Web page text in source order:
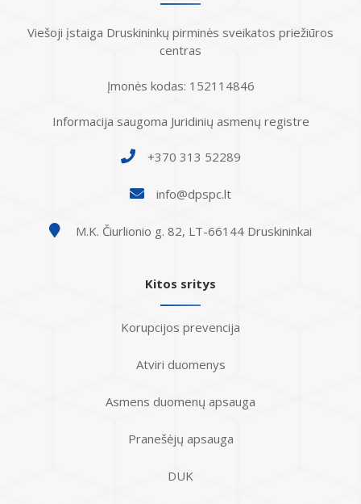
Viešoji įstaiga Druskininkų pirminės sveikatos priežiūros
centras
Įmonės kodas: 152114846
Informacija saugoma Juridinių asmenų registre
+370 313 52289
info@dpspc.lt
M.K. Čiurlionio g. 82, LT-66144 Druskininkai
Kitos sritys
Korupcijos prevencija
Atviri duomenys
Asmens duomenų apsauga
Pranešėjų apsauga
DUK